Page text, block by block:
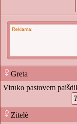
Reklama:
Greta
Viruko pastovem
Zitelė